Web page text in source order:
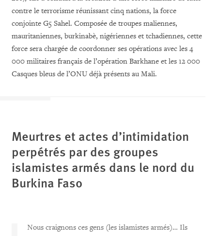
contre le terrorisme réunissant cinq nations, la force
conjointe G5 Sahel. Composée de troupes maliennes,
mauritaniennes, burkinabè, nigériennes et tchadiennes, cette
force sera chargée de coordonner ses opérations avec les 4
000 militaires français de l’opération Barkhane et les 12 000
Casques bleus de l’ONU déjà présents au Mali.
Meurtres et actes d’intimidation
perpétrés par des groupes
islamistes armés dans le nord du
Burkina Faso
Nous craignons ces gens (les islamistes armés)… Ils